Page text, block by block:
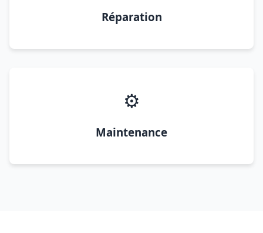
Réparation
⚙️
Maintenance